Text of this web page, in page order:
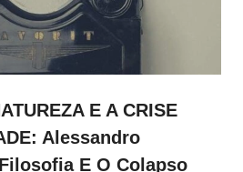
E A CRISE
Alessandro
E O Colapso